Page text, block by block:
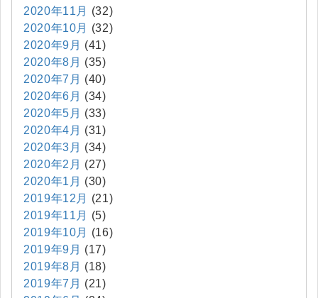
2020年11月
(32)
2020年10月
(32)
2020年9月 (41)
2020年8月 (35)
2020年7月 (40)
2020年6月 (34)
2020年5月 (33)
2020年4月 (31)
2020年3月 (34)
2020年2月 (27)
2020年1月 (30)
2019年12月
(21)
2019年11月
(5)
2019年10月
(16)
2019年9月 (17)
2019年8月 (18)
2019年7月 (21)